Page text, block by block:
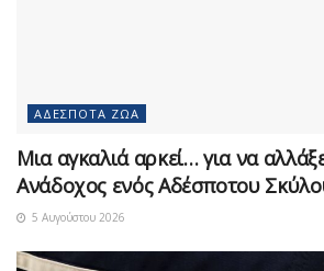
ΑΔΈΣΠΟΤΑ ΖΏΑ
Μια αγκαλιά αρκεί… για να
Ανάδοχος ενός Αδέσποτου
5 Αυγούστου 2026